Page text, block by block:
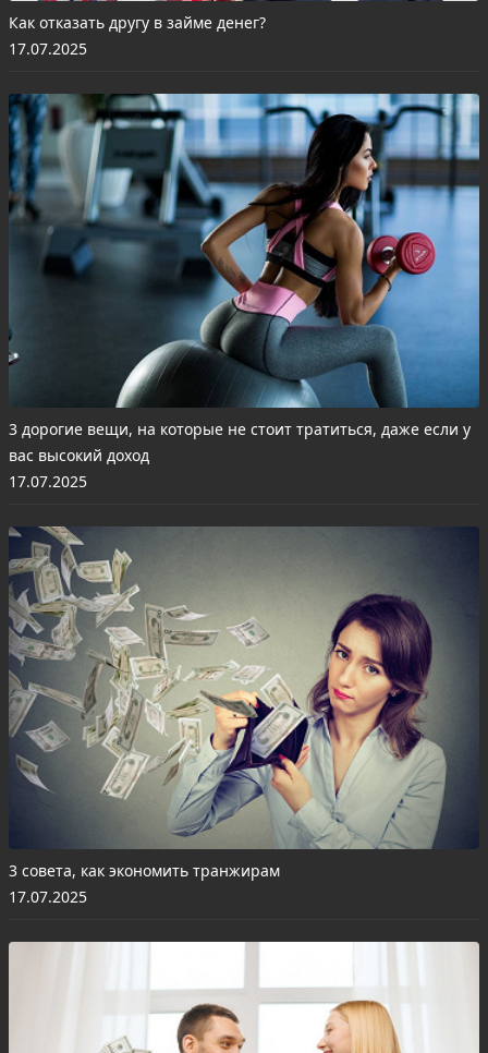
Как отказать другу в займе денег?
17.07.2025
3 дорогие вещи, на которые не стоит тратиться, даже если у
вас высокий доход
17.07.2025
3 совета, как экономить транжирам
17.07.2025